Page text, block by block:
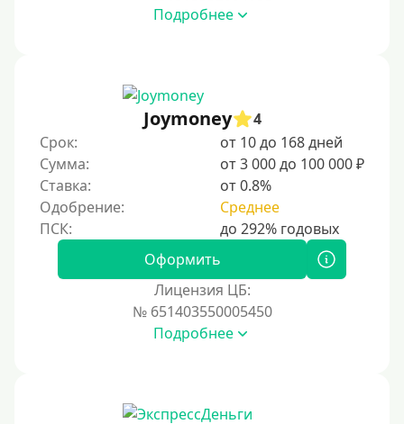
Подробнее
Joymoney
4
Срок:
от 10 до 168 дней
Сумма:
от 3 000 до 100 000 ₽
Ставка:
от 0.8%
Одобрение:
Среднее
Оформить
Лицензия ЦБ:
№ 651403550005450
Подробнее